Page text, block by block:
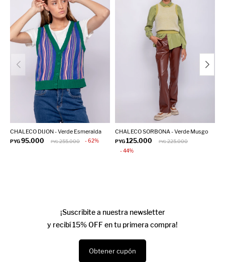
CHALECO DIJON - Verde Esmeralda
PYG95.000 PYG 255.000 62
CHALECO SORBONA - Verde Musgo
PYG125.000 PYG 225.000
44
¡Suscribite a nuestra newsletter
y recibí 15% OFF en tu primera compra!
Obtener cupón